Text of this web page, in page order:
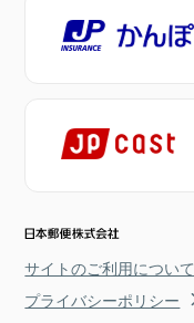
サイトのご利用について
プライバシーポリシー